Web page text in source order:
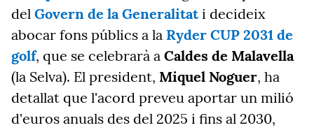
del Govern de la Generalitati decideix
abocar fons públics a la Ryder CUP 2031 de
golf, que se celebrarà a Caldes de Malavella
(la Selva). El president, Miquel Noguer, ha
detallat que l'acord preveu aportar un milió
d'euros anuals des del 2025 i fins al 2030,